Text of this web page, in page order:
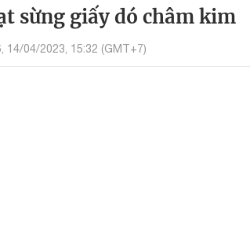
sừng giấy dó châm kim
14/04/2023, 15:32 (GMT+7)